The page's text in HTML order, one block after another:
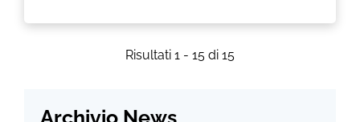
Risultati 1 - 15 di 15